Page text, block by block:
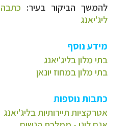
להמשך הביקור בעיר:
ליג'יאנג
מידע נוסף
בתי מלון בליג'יאנג
בתי מלון במחוז יונאן
כתבות נוספות
אטרקציות תיירותיות בליג'יאנג